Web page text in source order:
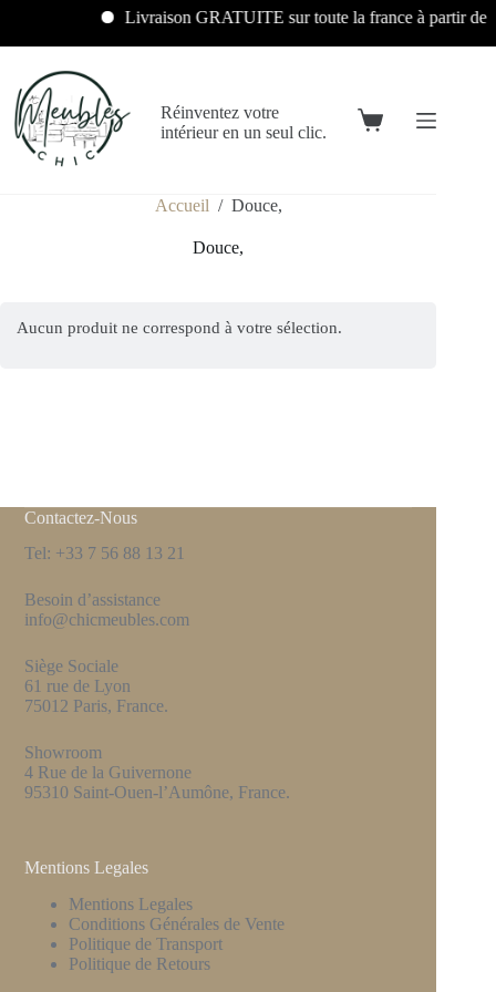
Livraison GRATUITE sur toute la france à partir de
Réinventez votre
intérieur en un seul clic.
Accueil / Douce,
Douce,
Aucun produit ne correspond à votre sélection.
Contactez-Nous
Tel: +33 7 56 88 13 21
Besoin d’assistance
info@chicmeubles.com
Siège Sociale
61 rue de Lyon
75012 Paris, France.
Showroom
4 Rue de la Guivernone
95310 Saint-Ouen-l’Aumône, France.
Mentions Legales
Mentions Legales
Conditions Générales de Vente
Politique de Transport
Politique de Retours